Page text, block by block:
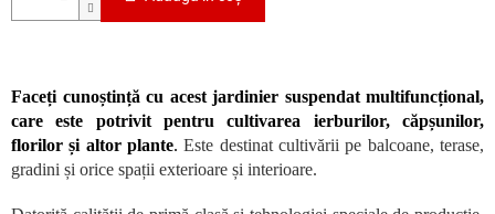
Faceți cunoștință cu acest jardinier suspendat multifuncțional,
care este potrivit pentru cultivarea ierburilor, căpșunilor,
florilor și altor plante. Este destinat cultivării pe balcoane, terase,
gradini și orice spații exterioare și interioare.